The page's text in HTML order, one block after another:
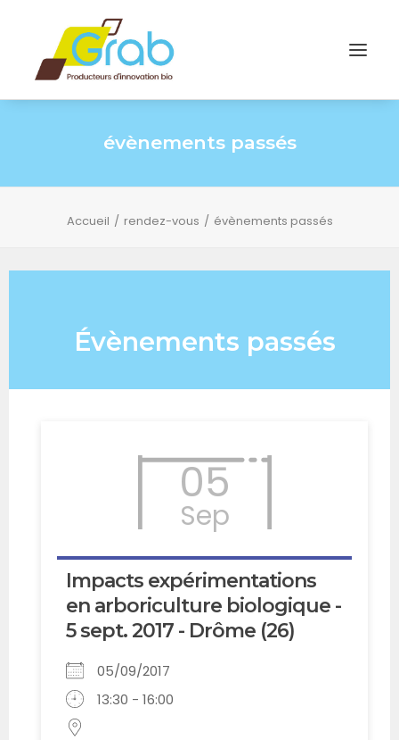
évènements passés
Accueil rendez-vous évènements passés
Évènements passés
05
Sep
Impacts expérimentations
en arboriculture biologique -
5 sept. 2017 - Drôme (26)
05/09/2017
13:30 - 16:00